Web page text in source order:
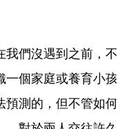
我們沒遇到之前，不
一個家庭或養育小孩
預測的，但不管如何